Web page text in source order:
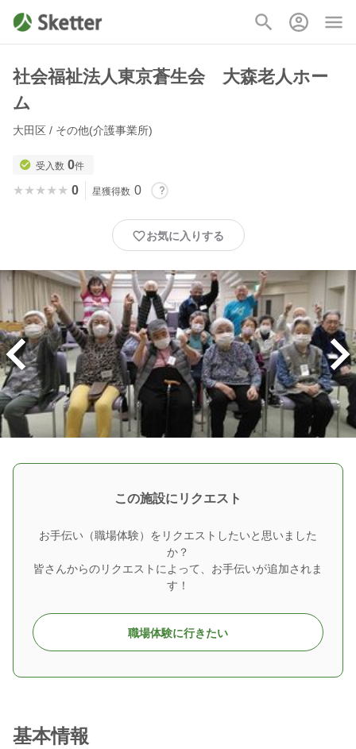
社会福祉法人東京蒼生会 大森老人ホー
ム
大田区 / その他(介護事業所)
受入数 0件
★★★★★
★★★★★ 0 星獲得数 0
お気に入りする
この施設にリクエスト
お手伝い（職場体験）をリクエストしたいと思いました
か？
皆さんからのリクエストによって、お手伝いが追加されま
す！
職場体験に行きたい
基本情報